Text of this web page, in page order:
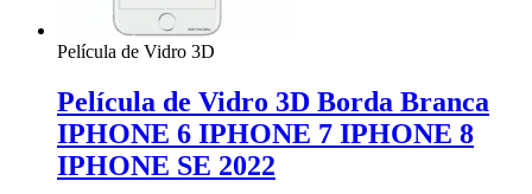
Película de Vidro 3D
Película de Vidro 3D Borda Branca
IPHONE 6 IPHONE 7 IPHONE 8
IPHONE SE 2022